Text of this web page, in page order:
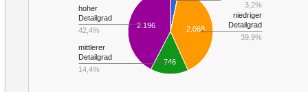
2.068
2.196
746
3,2%
niedriger
Detailgrad
39,9%
mittlerer
Detailgrad
14,4%
hoher
Detailgrad
42,4%